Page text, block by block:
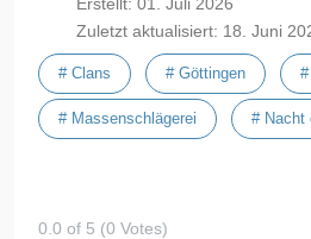
Zuletzt aktualisiert: 18. Juni
# Clans # Göttingen
# Massenschlägerei # Nacht
0.0 of 5 (0 Votes)